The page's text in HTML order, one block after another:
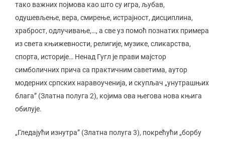
тако важних појмова као што су игра, љубав,
одушевљење, вера, смирење, истрајност, дисциплина,
храброст, одлучивање,…, а све уз помоћ познатих примера
из света књижевности, религије, музике, сликарства,
спорта, историје… Ненад Гугл је прави мајстор
симболичних прича са практичним саветима, аутор
модерних српских наравоученија, и скупљач „унутрашњих
блага” (Златна полуга 2), којима ова његова нова књига
обилује.
„Гледајући изнутра” (Златна полуга 3), покрећући „борбу